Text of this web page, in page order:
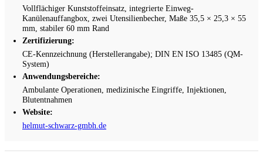
Vollflächiger Kunststoffeinsatz, integrierte Einweg-
Kanülenauffangbox, zwei Utensilienbecher, Maße 35,5 × 25,3 × 55
mm, stabiler 60 mm Rand
Zertifizierung:
CE-Kennzeichnung (Herstellerangabe); DIN EN ISO 13485 (QM-
System)
Anwendungsbereiche:
Ambulante Operationen, medizinische Eingriffe, Injektionen,
Blutentnahmen
Website:
helmut-schwarz-gmbh.de